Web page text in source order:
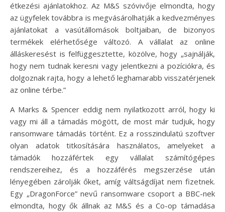
étkezési ajánlatokhoz. Az M&S szóvivője elmondta, hogy
az ügyfelek továbbra is megvásárolhatják a kedvezményes
ajánlatokat a vasútállomások boltjaiban, de bizonyos
termékek elérhetősége változó. A vállalat az online
álláskeresést is felfüggesztette, közölve, hogy „sajnálják,
hogy nem tudnak keresni vagy jelentkezni a pozíciókra, és
dolgoznak rajta, hogy a lehető leghamarabb visszatérjenek
az online térbe.”
A Marks & Spencer eddig nem nyilatkozott arról, hogy ki
vagy mi áll a támadás mögött, de most már tudjuk, hogy
ransomware támadás történt. Ez a rosszindulatú szoftver
olyan adatok titkosítására használatos, amelyeket a
támadók hozzáfértek egy vállalat számítógépes
rendszereihez, és a hozzáférés megszerzése után
lényegében zárolják őket, amíg váltságdíjat nem fizetnek.
Egy „DragonForce” nevű ransomware csoport a BBC-nek
elmondta, hogy ők állnak az M&S és a Co-op támadása